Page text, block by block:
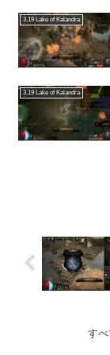
3.19 Lake of Kalandra
3.19 Lake of Kalandra
す